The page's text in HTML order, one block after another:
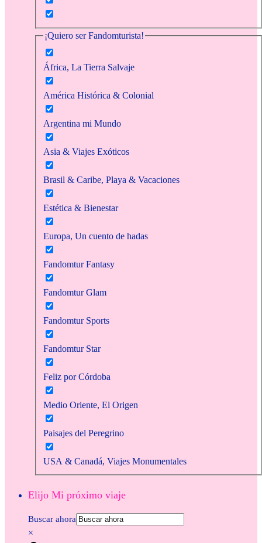
¡Quiero ser Fandomturista!
África, La Tierra Salvaje
América Histórica & Colonial
Argentina mi Mundo
Asia & Viajes Exóticos
Brasil & Caribe, Playa & Vacaciones
Estética & Bienestar
Europa, Un cuento de hadas
Fandomtur Fantasy
Fandomtur Glam
Fandomtur Sports
Fandomtur Star
Feliz por Córdoba
Medio Oriente, El Origen
Paisajes del Peregrino
USA & Canadá, Viajes Monumentales
Elijo Mi próximo viaje
Buscar ahora
×